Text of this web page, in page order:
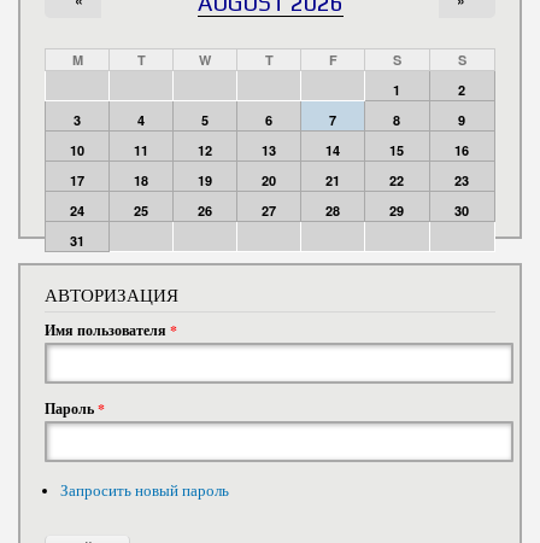
M T W T F S
S
1
2
3
4 5 6 7 8
9
10
11 12 13 14 15
16
17
18 19 20 21 22
23
24
25 26 27 28 29
30
31
АВТОРИЗАЦИЯ
Имя пользователя *
Пароль*
Запросить новый пароль